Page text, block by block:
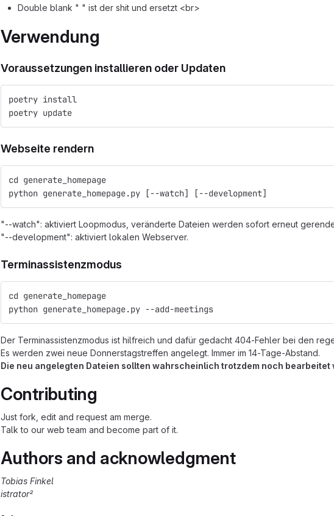
Double blank " " ist der shit und ersetzt <br>
Verwendung
Voraussetzungen installieren oder Updaten
poetry install
poetry update
Webseite rendern
cd generate_homepage
python generate_homepage.py [--watch] [--development]
"--watch": aktiviert Loopmodus, veränderte Dateien werden sofort erneut
"--development": aktiviert lokalen Webserver.
Terminassistenzmodus
cd generate_homepage
python generate_homepage.py --add-meetings
Der Terminassistenzmodus ist hilfreich und dafür gedacht 404-Fehler bei den
Es werden zwei neue Donnerstagstreffen angelegt. Immer im 14-Tage-Abstand.
Die neu angelegten Dateien sollten wahrscheinlich trotzdem noch bearbeitet
Contributing
Just fork, edit and request am merge.
Talk to our web team and become part of it.
Authors and acknowledgment
Tobias Finkel
istrator²